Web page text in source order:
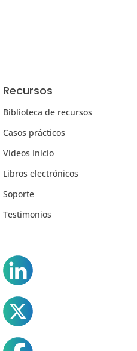
Recursos
Biblioteca de recursos
Casos prácticos
Vídeos Inicio
Libros electrónicos
Soporte
Testimonios